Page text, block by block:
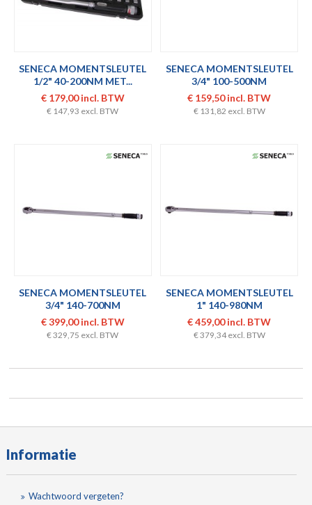
SENECA MOMENTSLEUTEL
1/2" 40-200NM MET...
€ 179,00 incl. BTW
€ 147,93 excl. BTW
SENECA MOMENTSLEUTEL
3/4" 100-500NM
€ 159,50 incl. BTW
€ 131,82 excl. BTW
SENECA MOMENTSLEUTEL
3/4" 140-700NM
€ 399,00 incl. BTW
€ 329,75 excl. BTW
SENECA MOMENTSLEUTEL
1" 140-980NM
€ 459,00 incl. BTW
€ 379,34 excl. BTW
Informatie
Wachtwoord vergeten?